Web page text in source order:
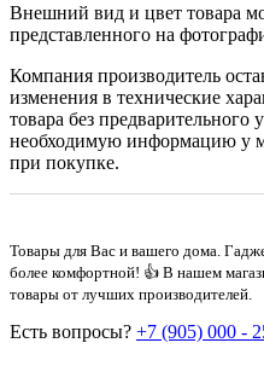
Внешний вид и цвет товара
представленного на
Компания производитель
изменения в технические
товара без предварительного
необходимую информацию у
при покупке.
Товары для Вас и вашего дома.
более комфортной! 👍 В нашем
товары от лучших производителей.
Есть вопросы? +7 (905) 000 -